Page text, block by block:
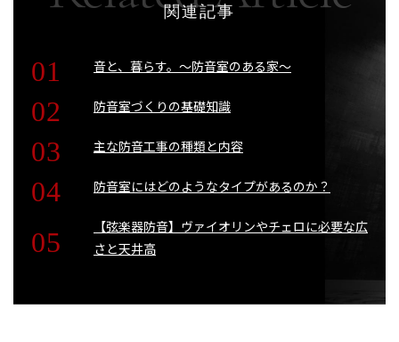
関連記事
音と、暮らす。〜防音室のある家〜
防音室づくりの基礎知識
主な防音工事の種類と内容
防音室にはどのようなタイプがあるのか？
【弦楽器防音】ヴァイオリンやチェロに必要な広
さと天井高